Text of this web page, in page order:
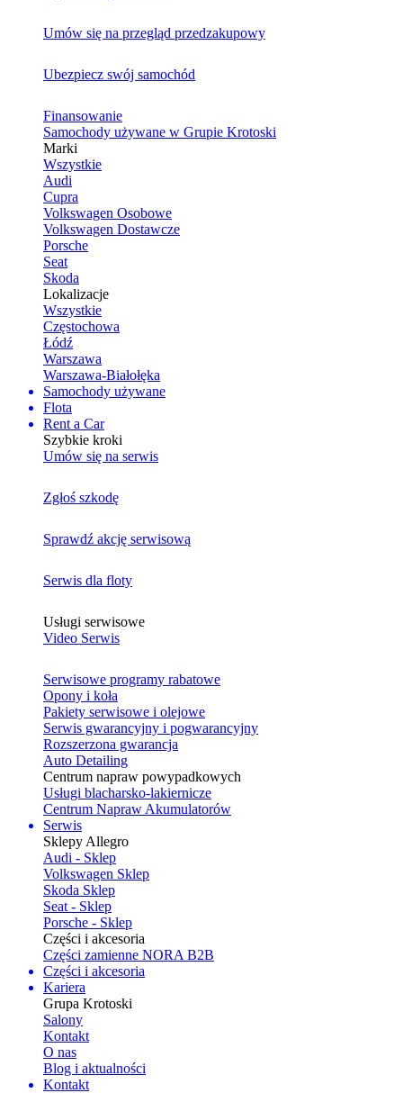
Umów się na przegląd przedzakupowy
Ubezpiecz swój samochód
Finansowanie
Samochody używane w Grupie Krotoski
Marki
Wszystkie
Audi
Cupra
Volkswagen Osobowe
Volkswagen Dostawcze
Porsche
Seat
Skoda
Lokalizacje
Wszystkie
Częstochowa
Łódź
Warszawa
Warszawa-Białołęka
Samochody używane
Flota
Rent a Car
Szybkie kroki
Umów się na serwis
Zgłoś szkodę
Sprawdź akcję serwisową
Serwis dla floty
Usługi serwisowe
Video Serwis
Serwisowe programy rabatowe
Opony i koła
Pakiety serwisowe i olejowe
Serwis gwarancyjny i pogwarancyjny
Rozszerzona gwarancja
Auto Detailing
Centrum napraw powypadkowych
Usługi blacharsko-lakiernicze
Centrum Napraw Akumulatorów
Serwis
Sklepy Allegro
Audi - Sklep
Volkswagen Sklep
Skoda Sklep
Seat - Sklep
Porsche - Sklep
Części i akcesoria
Części zamienne NORA B2B
Części i akcesoria
Kariera
Grupa Krotoski
Salony
Kontakt
O nas
Blog i aktualności
Kontakt